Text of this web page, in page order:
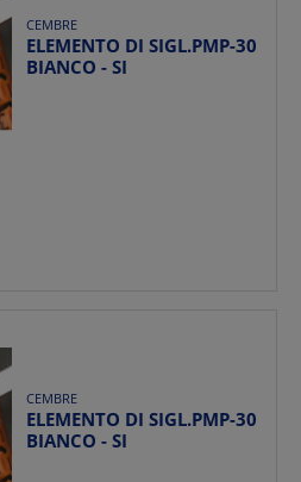
CEMBRE
ELEMENTO DI SIGL.PMP-30
BIANCO - SI
CEMBRE
ELEMENTO DI SIGL.PMP-30
BIANCO - SI